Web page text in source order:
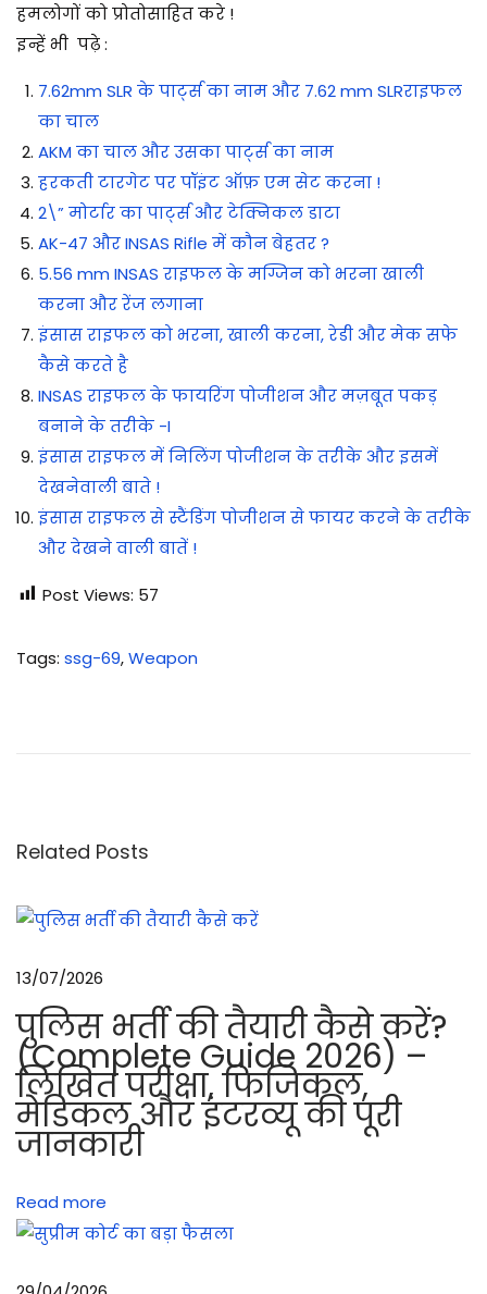
हमलोगों को प्रोतोसाहित करे !
इन्हें भी पढ़े :
7.62mm SLR के पार्ट्स का नाम और 7.62 mm SLRराइफल
का चाल
AKM का चाल और उसका पार्ट्स का नाम
हरकती टारगेट पर पॉइंट ऑफ़ एम सेट करना !
2\” मोर्टार का पार्ट्स और टेक्निकल डाटा
AK-47 और INSAS Rifle में कौन बेहतर ?
5.56 mm INSAS राइफल के मग्जिन को भरना खाली
करना और रेंज लगाना
इंसास राइफल को भरना, खाली करना, रेडी और मेक सफे
कैसे करते है
INSAS राइफल के फायरिंग पोजीशन और मज़बूत पकड़
बनाने के तरीके -I
इंसास राइफल में निलिंग पोजीशन के तरीके और इसमें
देखनेवाली बाते !
इंसास राइफल से स्टैंडिंग पोजीशन से फायर करने के तरीके
और देखने वाली बातें !
Post Views: 57
Tags: ssg-69,Weapon
इ
ल
-
6
9
का
ए
सं
क्षि
Related Posts
13/07/2026
पुलिस भर्ती की तैयारी कैसे करें?
(Complete Guide 2026) –
लिखित परीक्षा, फिजिकल,
मेडिकल और इंटरव्यू की पूरी
जानकारी
Read more